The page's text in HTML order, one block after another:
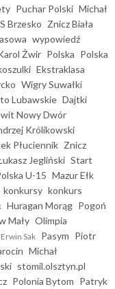
Puchar Polski Michał
Brzesko Znicz Biała
wypowiedź
Żwir Polska Polska
Ekstraklasa
Wigry Suwałki
Lubawskie Dajtki
Nowy Dwór
Królikowski
Płuciennik Znicz
Jegliński Start
U-15 Mazur Ełk
konkursy konkurs
Huragan Morąg Pogoń
Mały Olimpia
Erwin Sak Pasym Piotr
Michał
stomil.olsztyn.pl
Polonia Bytom Patryk